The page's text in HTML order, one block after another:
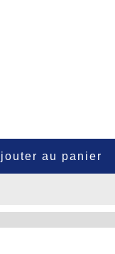
au panier